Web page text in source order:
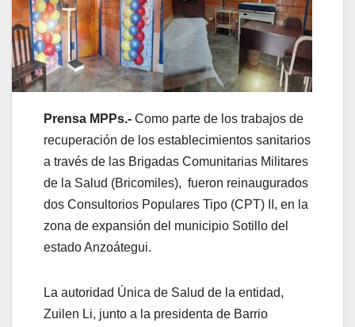
Prensa MPPs.- Como parte de los trabajos de
recuperación de los establecimientos sanitarios
a través de las Brigadas Comunitarias Militares
de la Salud (Bricomiles), fueron reinaugurados
dos Consultorios Populares Tipo (CPT) II, en la
zona de expansión del municipio Sotillo del
estado Anzoátegui.
La autoridad Única de Salud de la entidad,
Zuilen Li, junto a la presidenta de Barrio